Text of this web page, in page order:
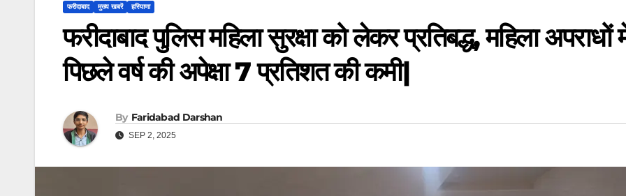
फरीदाबाद मुख्य खबरें हरियाणा
फरीदाबाद पुलिस महिला सुरक्षा को लेकर प्रतिबद्ध, महिला अपराधों
पिछले वर्ष की अपेक्षा 7 प्रतिशत की कमी|
By Faridabad Darshan
SEP 2, 2025